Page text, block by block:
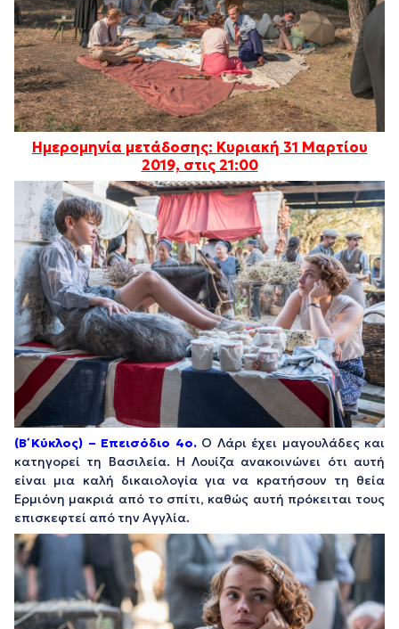
Ημερομηνία μετάδοσης: Κυριακή 31 Μαρτίου
2019, στις 21:00
(Β΄ Κύκλος) – Επεισόδιο 4ο. Ο Λάρι έχει μαγουλάδες και
κατηγορεί τη Βασιλεία. Η Λουίζα ανακοινώνει ότι αυτή
είναι μια καλή δικαιολογία για να κρατήσουν τη θεία
Ερμιόνη μακριά από το σπίτι, καθώς αυτή πρόκειται τους
επισκεφτεί από την Αγγλία.